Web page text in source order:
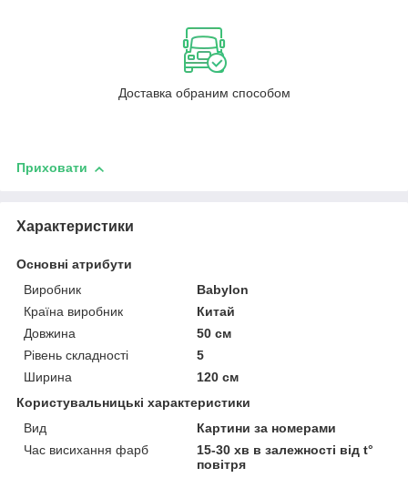
Доставка обраним способом
Приховати
Характеристики
Основні атрибути
Виробник
Babylon
Країна виробник
Китай
Довжина
50 см
Рівень складності
5
Ширина
120 см
Користувальницькі характеристики
Вид
Картини за номерами
Час висихання фарб
15-30 хв в залежності від t°
повітря